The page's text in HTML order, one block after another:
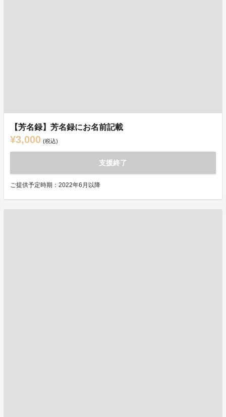
【芳名録】芳名録にお名前記載
¥3,000 (税込)
支援終了
ご提供予定時期：2022年6月以降